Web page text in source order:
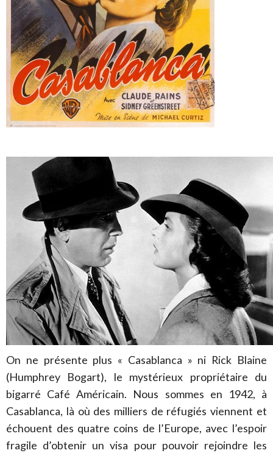
On ne présente plus « Casablanca » ni Rick Blaine
(Humphrey Bogart), le mystérieux propriétaire du
bigarré Café Américain. Nous sommes en 1942, à
Casablanca, là où des milliers de réfugiés viennent et
échouent des quatre coins de l’Europe, avec l’espoir
fragile d’obtenir un visa pour pouvoir rejoindre les